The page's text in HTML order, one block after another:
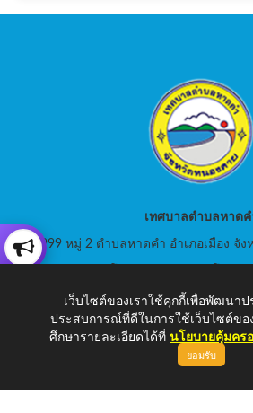
เทศบาลตำบลหาดค
999 หมู่ 2 ตำบลหาดคำ อำเภอเมือง จั
E-Mail:
เว็บไซต์ของเราใช้คุกกี้เพื่อพัฒนา
ประสบการณ์ที่ดีในการใช้เว็บไซต์ข
ศึกษารายละเอียดได้ที่ นโยบายคุ้มคร
ยอมรับ